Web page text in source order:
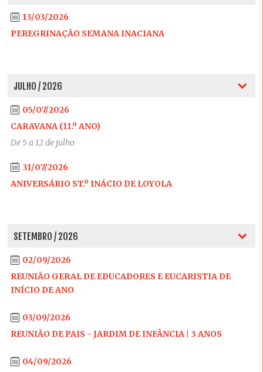
13/03/2026
PEREGRINAÇÃO SEMANA INACIANA
JULHO / 2026
05/07/2026
CARAVANA (11.º ANO)
De 5 a 12 de julho
31/07/2026
ANIVERSÁRIO ST.º INÁCIO DE LOYOLA
SETEMBRO / 2026
02/09/2026
REUNIÃO GERAL DE EDUCADORES E EUCARISTIA DE
INÍCIO DE ANO
03/09/2026
REUNIÃO DE PAIS - JARDIM DE INFÂNCIA | 3 ANOS
04/09/2026